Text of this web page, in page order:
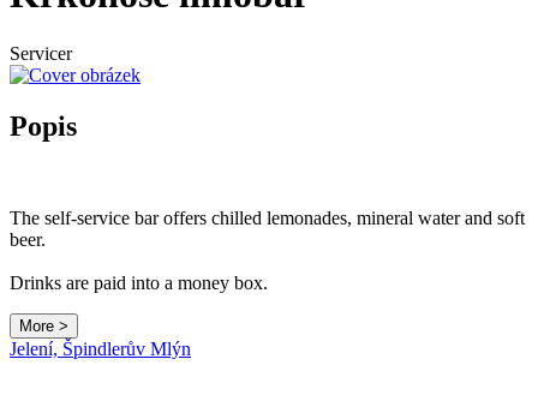
Servicer
Popis
The self-service bar offers chilled lemonades, mineral water and soft
beer.
Drinks are paid into a money box.
More >
Jelení, Špindlerův Mlýn